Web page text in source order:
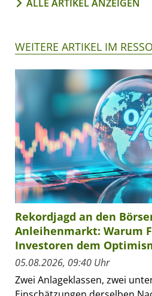
ALLE ARTIKEL ANZEIGEN
WEITERE ARTIKEL IM
Rekordjagd an den
Anleihenmarkt: Warum
Investoren dem
05.08.2026, 09:40 Uhr
Zwei Anlageklassen, zwei